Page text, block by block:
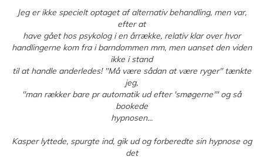
Jeg er ikke specielt optaget af alternativ behandling, men var,
efter at
have gået hos psykolog i en årrække, relativ klar over hvor
handlingerne kom fra i barndommen mm, men uanset den viden
ikke i stand
til at handle anderledes! "Må være sådan at være ryger" tænkte
jeg,
"man rækker bare pr automatik ud efter 'smøgerne'" og så
bookede
hypnosen...
Kasper lyttede, spurgte ind, gik ud og forberedte sin hypnose og
det